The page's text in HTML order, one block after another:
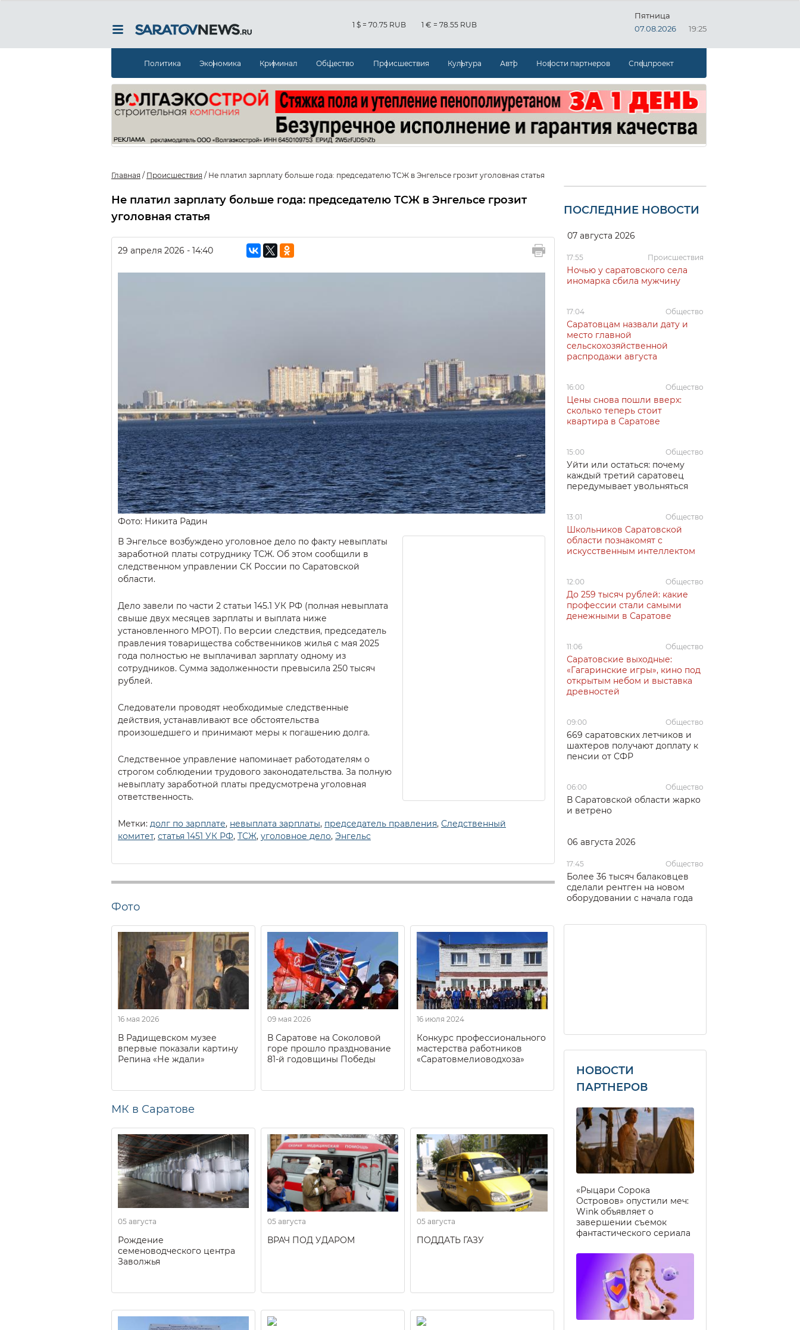
1 $ = 70.75 RUB 1 € = 78.55 RUB
Пятница
07.08.2026
19:25
Политика Экономика Криминал Общество Происшествия Культура Авто Новости партнеров Спецпроект
Главная / Происшествия / Не платил зарплату больше года: председателю ТСЖ в Энгельсе грозит уголовная статья
Не платил зарплату больше года: председателю ТСЖ в Энгельсе грозит
уголовная статья
29 апреля 2026 - 14:40
Фото: Никита Радин
В Энгельсе возбуждено уголовное дело по факту невыплаты
заработной платы сотруднику ТСЖ. Об этом сообщили в
следственном управлении СК России по Саратовской
области.
Дело завели по части 2 статьи 145.1 УК РФ (полная невыплата
свыше двух месяцев зарплаты и выплата ниже
установленного МРОТ). По версии следствия, председатель
правления товарищества собственников жилья с мая 2025
года полностью не выплачивал зарплату одному из
сотрудников. Сумма задолженности превысила 250 тысяч
рублей.
Следователи проводят необходимые следственные
действия, устанавливают все обстоятельства
произошедшего и принимают меры к погашению долга.
Следственное управление напоминает работодателям о
строгом соблюдении трудового законодательства. За полную
невыплату заработной платы предусмотрена уголовная
ответственность.
Метки: долг по зарплате, невыплата зарплаты, председатель правления, Следственный
комитет, статья 1451 УК РФ, ТСЖ, уголовное дело, Энгельс
Фото
16 мая 2026
В Радищевском музее
впервые показали картину
Репина «Не ждали»
09 мая 2026
В Саратове на Соколовой
горе прошло празднование
81-й годовщины Победы
16 июля 2024
Конкурс профессионального
мастерства работников
«Саратовмелиоводхоза»
МК в Саратове
05 августа
Рождение
семеноводческого центра
Заволжья
05 августа
ВРАЧ ПОД УДАРОМ
05 августа
ПОДДАТЬ ГАЗУ
ПОСЛЕДНИЕ НОВОСТИ
07 августа 2026
17:55 Происшествия
Ночью у саратовского села
иномарка сбила мужчину
17:04 Общество
Саратовцам назвали дату и
место главной
сельскохозяйственной
распродажи августа
16:00 Общество
Цены снова пошли вверх:
сколько теперь стоит
квартира в Саратове
15:00 Общество
Уйти или остаться: почему
каждый третий саратовец
передумывает увольняться
13:01 Общество
Школьников Саратовской
области познакомят с
искусственным интеллектом
12:00 Общество
До 259 тысяч рублей: какие
профессии стали самыми
денежными в Саратове
11:06 Общество
Саратовские выходные:
«Гагаринские игры», кино под
открытым небом и выставка
древностей
09:00 Общество
669 саратовских летчиков и
шахтеров получают доплату к
пенсии от СФР
06:00 Общество
В Саратовской области жарко
и ветрено
06 августа 2026
17:45 Общество
Более 36 тысяч балаковцев
сделали рентген на новом
оборудовании с начала года
НОВОСТИ
ПАРТНЕРОВ
«Рыцари Сорока
Островов» опустили меч:
Wink объявляет о
завершении съемок
фантастического сериала